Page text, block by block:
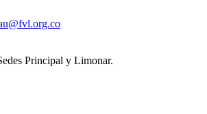
Principal y Limonar.